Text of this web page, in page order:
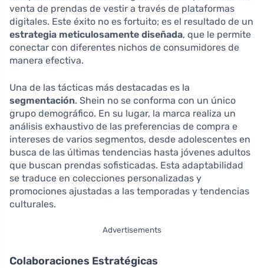
venta de prendas de vestir a través de plataformas
digitales. Este éxito no es fortuito; es el resultado de un
estrategia meticulosamente diseñada, que le permite
conectar con diferentes nichos de consumidores de
manera efectiva.
Una de las tácticas más destacadas es la
segmentación. Shein no se conforma con un único
grupo demográfico. En su lugar, la marca realiza un
análisis exhaustivo de las preferencias de compra e
intereses de varios segmentos, desde adolescentes en
busca de las últimas tendencias hasta jóvenes adultos
que buscan prendas sofisticadas. Esta adaptabilidad
se traduce en colecciones personalizadas y
promociones ajustadas a las temporadas y tendencias
culturales.
Advertisements
Colaboraciones Estratégicas